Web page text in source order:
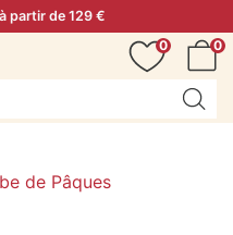
partir de 129 €
0
0